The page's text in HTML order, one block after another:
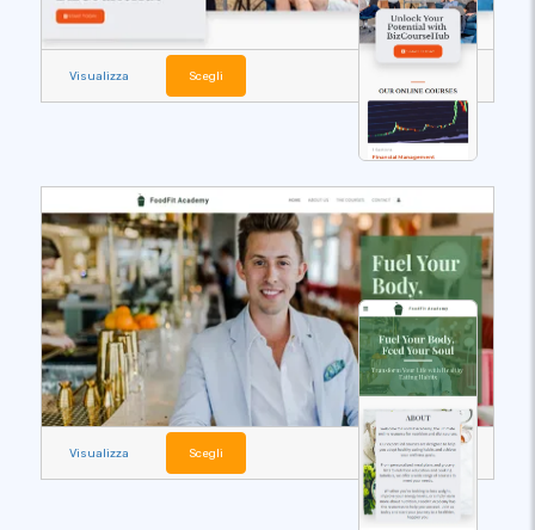
Visualizza Scegli
Visualizza Scegli